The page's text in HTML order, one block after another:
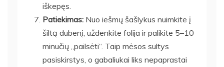
iškepęs.
Patiekimas: Nuo iešmų šašlykus nuimkite į
šiltą dubenį, uždenkite folija ir palikite 5–10
minučių „pailsėti“. Taip mėsos sultys
pasiskirstys, o gabaliukai liks nepaprastai